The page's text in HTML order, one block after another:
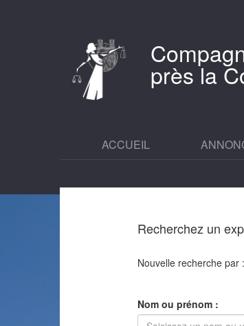
près la
ACCUEIL
Recherchez un
Nouvelle recherche par :
Nom ou prénom :